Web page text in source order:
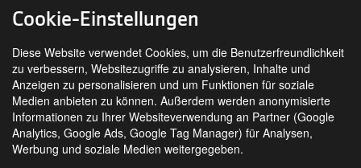
SIE FINDEN UNS AUCH AUF
Cookie-Einstellungen
Diese Website verwendet Cookies, um die Benutzerfreundlichkeit
zu verbessern, Websitezugriffe zu analysieren, Inhalte und
Anzeigen zu personalisieren und um Funktionen für soziale
Medien anbieten zu können. Außerdem werden anonymisierte
Informationen zu Ihrer Websiteverwendung an Partner (Google
Analytics, Google Ads, Google Tag Manager) für Analysen,
Werbung und soziale Medien weitergegeben.